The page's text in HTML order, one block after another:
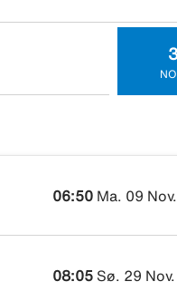
06:50 Ma. 09 Nov.
08:05 Sø. 29 Nov.